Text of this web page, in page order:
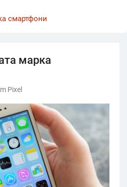
смартфони
марка
Pixel